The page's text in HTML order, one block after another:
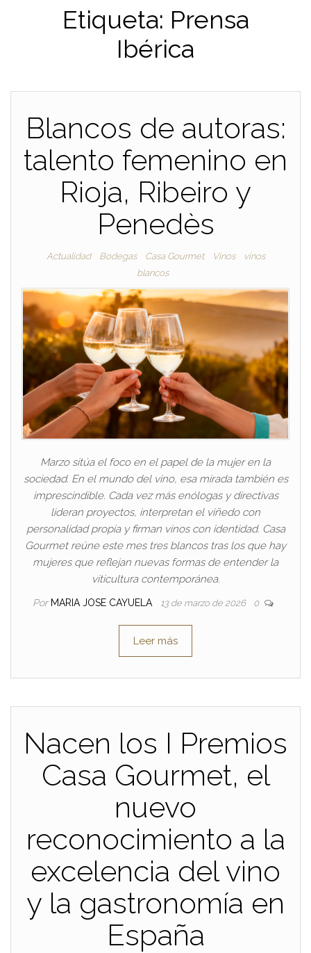
Etiqueta: Prensa
Ibérica
Blancos de autoras:
talento femenino en
Rioja, Ribeiro y
Penedès
Actualidad Bodegas Casa Gourmet Vinos
vinos
blancos
Marzo sitúa el foco en el papel de la mujer en la
sociedad. En el mundo del vino, esa mirada también es
imprescindible. Cada vez más enólogas y directivas
lideran proyectos, interpretan el viñedo con
personalidad propia y firman vinos con identidad. Casa
Gourmet reúne este mes tres blancos tras los que hay
mujeres que reflejan nuevas formas de entender la
viticultura contemporánea.
Por MARIA JOSE CAYUELA 13 de marzo de 2026 0
Leer más
Nacen los I Premios
Casa Gourmet, el
nuevo
reconocimiento a la
excelencia del vino
y la gastronomía en
España